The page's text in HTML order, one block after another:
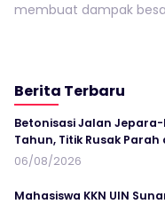
membuat dampak
Berita Terbaru
Betonisasi Jalan
Tahun, Titik Rusak
06/08/2026
Mahasiswa KKN UIN